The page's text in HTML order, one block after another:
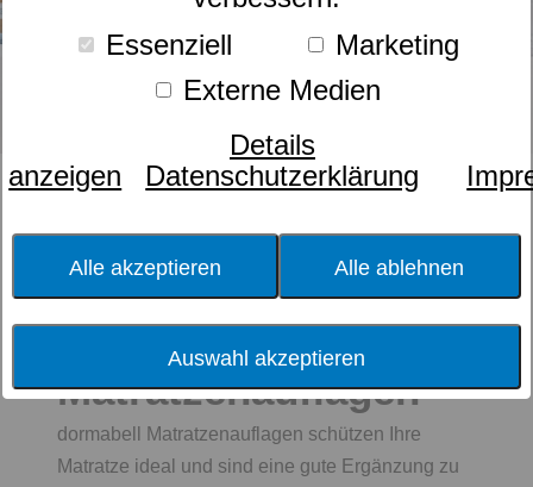
Essenziell
Marketing
Externe Medien
Details
anzeigen
Datenschutzerklärung
Alle akzeptieren Alle ablehnen
Auswahl akzeptieren
Farbe
Füllung
Größe
dormabell
Matratzenauflagen
dormabell Matratzenauflagen schützen Ihre
Matratze ideal und sind eine gute Ergänzung zu